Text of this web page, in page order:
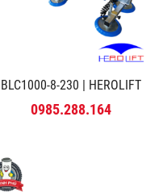
BLC1000-8-230 | HEROLIFT
0985.288.164